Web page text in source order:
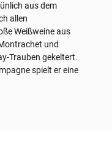
aus dem
allen
Weißweine aus
und
Trauben gekeltert.
spielt er eine